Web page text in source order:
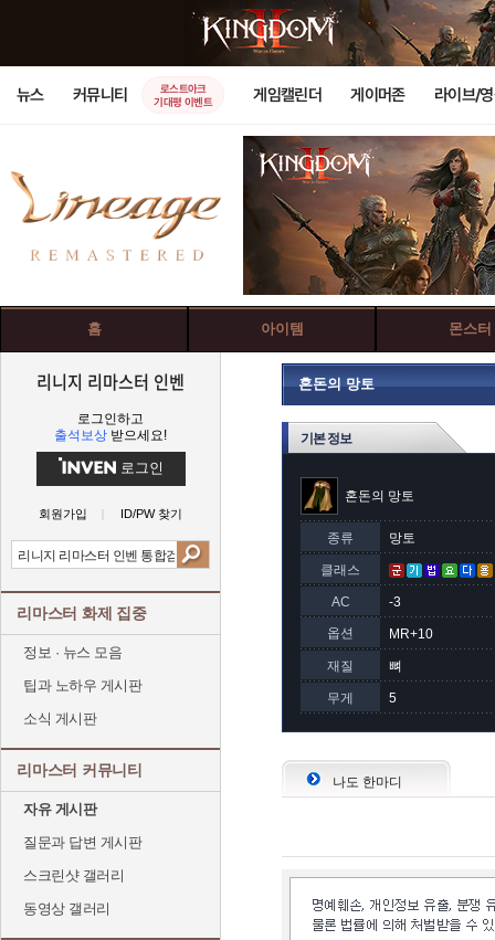
뉴스 커뮤니티
로스트아크
기대평 이벤트
게임캘린더 게이머존 라이브/
홈 아이템 몬스터
리니지 리마스터 인벤
로그인하고
출석보상 받으세요!
로그인
회원가입 ID/PW 찾기
리마스터 화제 집중
정보 · 뉴스 모음
팁과 노하우 게시판
소식 게시판
리마스터 커뮤니티
자유 게시판
질문과 답변 게시판
스크린샷 갤러리
동영상 갤러리
혼돈의 망토
기본 정보
혼돈의 망토
종류 망토
클래스
AC
-3
옵션
MR+10
재질 뼈
무게 5
나도 한마디